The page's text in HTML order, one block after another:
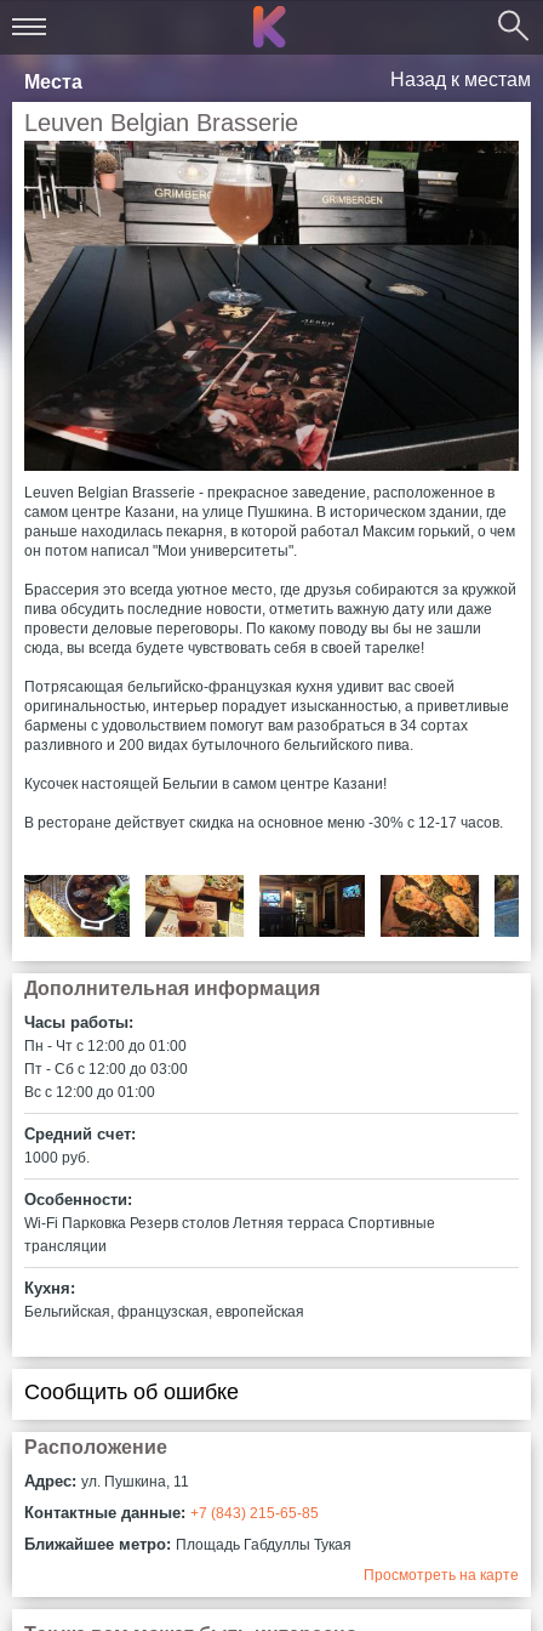
Места Назад к местам
Leuven Belgian Brasserie
Leuven Belgian Brasserie - прекрасное заведение, расположенное в
самом центре Казани, на улице Пушкина. В историческом здании, где
раньше находилась пекарня, в которой работал Максим горький, о чем
он потом написал "Мои университеты".
Брассерия это всегда уютное место, где друзья собираются за кружкой
пива обсудить последние новости, отметить важную дату или даже
провести деловые переговоры. По какому поводу вы бы не зашли
сюда, вы всегда будете чувствовать себя в своей тарелке!
Потрясающая бельгийско-французкая кухня удивит вас своей
оригинальностью, интерьер порадует изысканностью, а приветливые
бармены с удовольствием помогут вам разобраться в 34 сортах
разливного и 200 видах бутылочного бельгийского пива.
Кусочек настоящей Бельгии в самом центре Казани!
В ресторане действует скидка на основное меню -30% с 12-17 часов.
Дополнительная информация
Часы работы:
Пн - Чт c 12:00 до 01:00
Пт - Сб c 12:00 до 03:00
Вс c 12:00 до 01:00
Средний счет:
1000 руб.
Особенности:
Wi-Fi Парковка Резерв столов Летняя терраса Спортивные
трансляции
Кухня:
Бельгийская, французская, европейская
Сообщить об ошибке
Расположение
Адрес: ул. Пушкина, 11
Контактные данные: +7 (843) 215-65-85
Ближайшее метро: Площадь Габдуллы Тукая
Просмотреть на карте